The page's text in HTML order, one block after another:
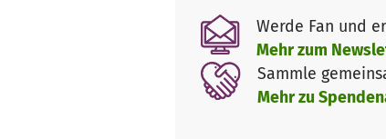
finanzieren sich
Jährlich entstehen
Mit 5.000 Euro können
Werde Fan und
Mehr zum
Sammle
Mehr zu